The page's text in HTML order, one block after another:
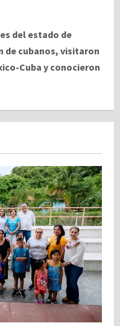
del estado de
de cubanos, visitaron
Cuba y conocieron